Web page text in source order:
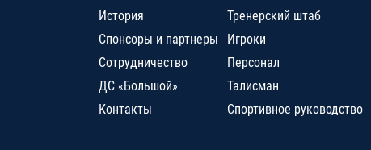
История
Спонсоры и партнеры
Сотрудничество
ДС «Большой»
Контакты
Тренерский штаб
Игроки
Персонал
Талисман
Спортивное руководство